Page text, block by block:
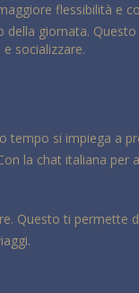
flessibilità e
giornata.
socializzare.
tempo si impiega a
la chat italiana per
Questo ti permette